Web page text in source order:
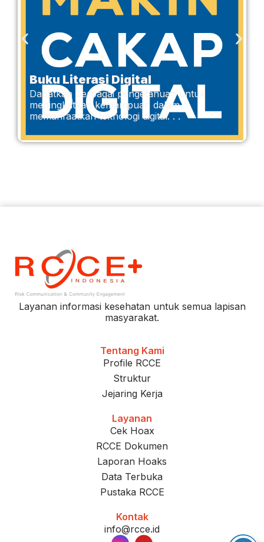
Buku Literasi Digital
Dapatkan berbagai pengetahuan untuk
meningkatkan kemampuan dalam
memanfaatkan teknologi digital. . .
Layanan informasi kesehatan untuk semua lapisan
masyarakat.
Tentang Kami
Profile RCCE
Struktur
Jejaring Kerja
Layanan
Cek Hoax
RCCE Dokumen
Laporan Hoaks
Data Terbuka
Pustaka RCCE
Kontak
info@rcce.id